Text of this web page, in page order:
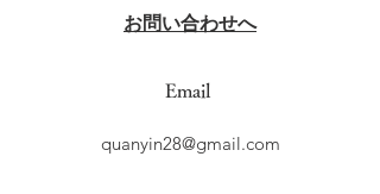
​お問い合わせへ
Email
quanyin28@gmail.com